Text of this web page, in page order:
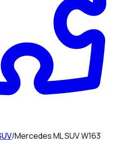
/Mercedes ML SUV W163